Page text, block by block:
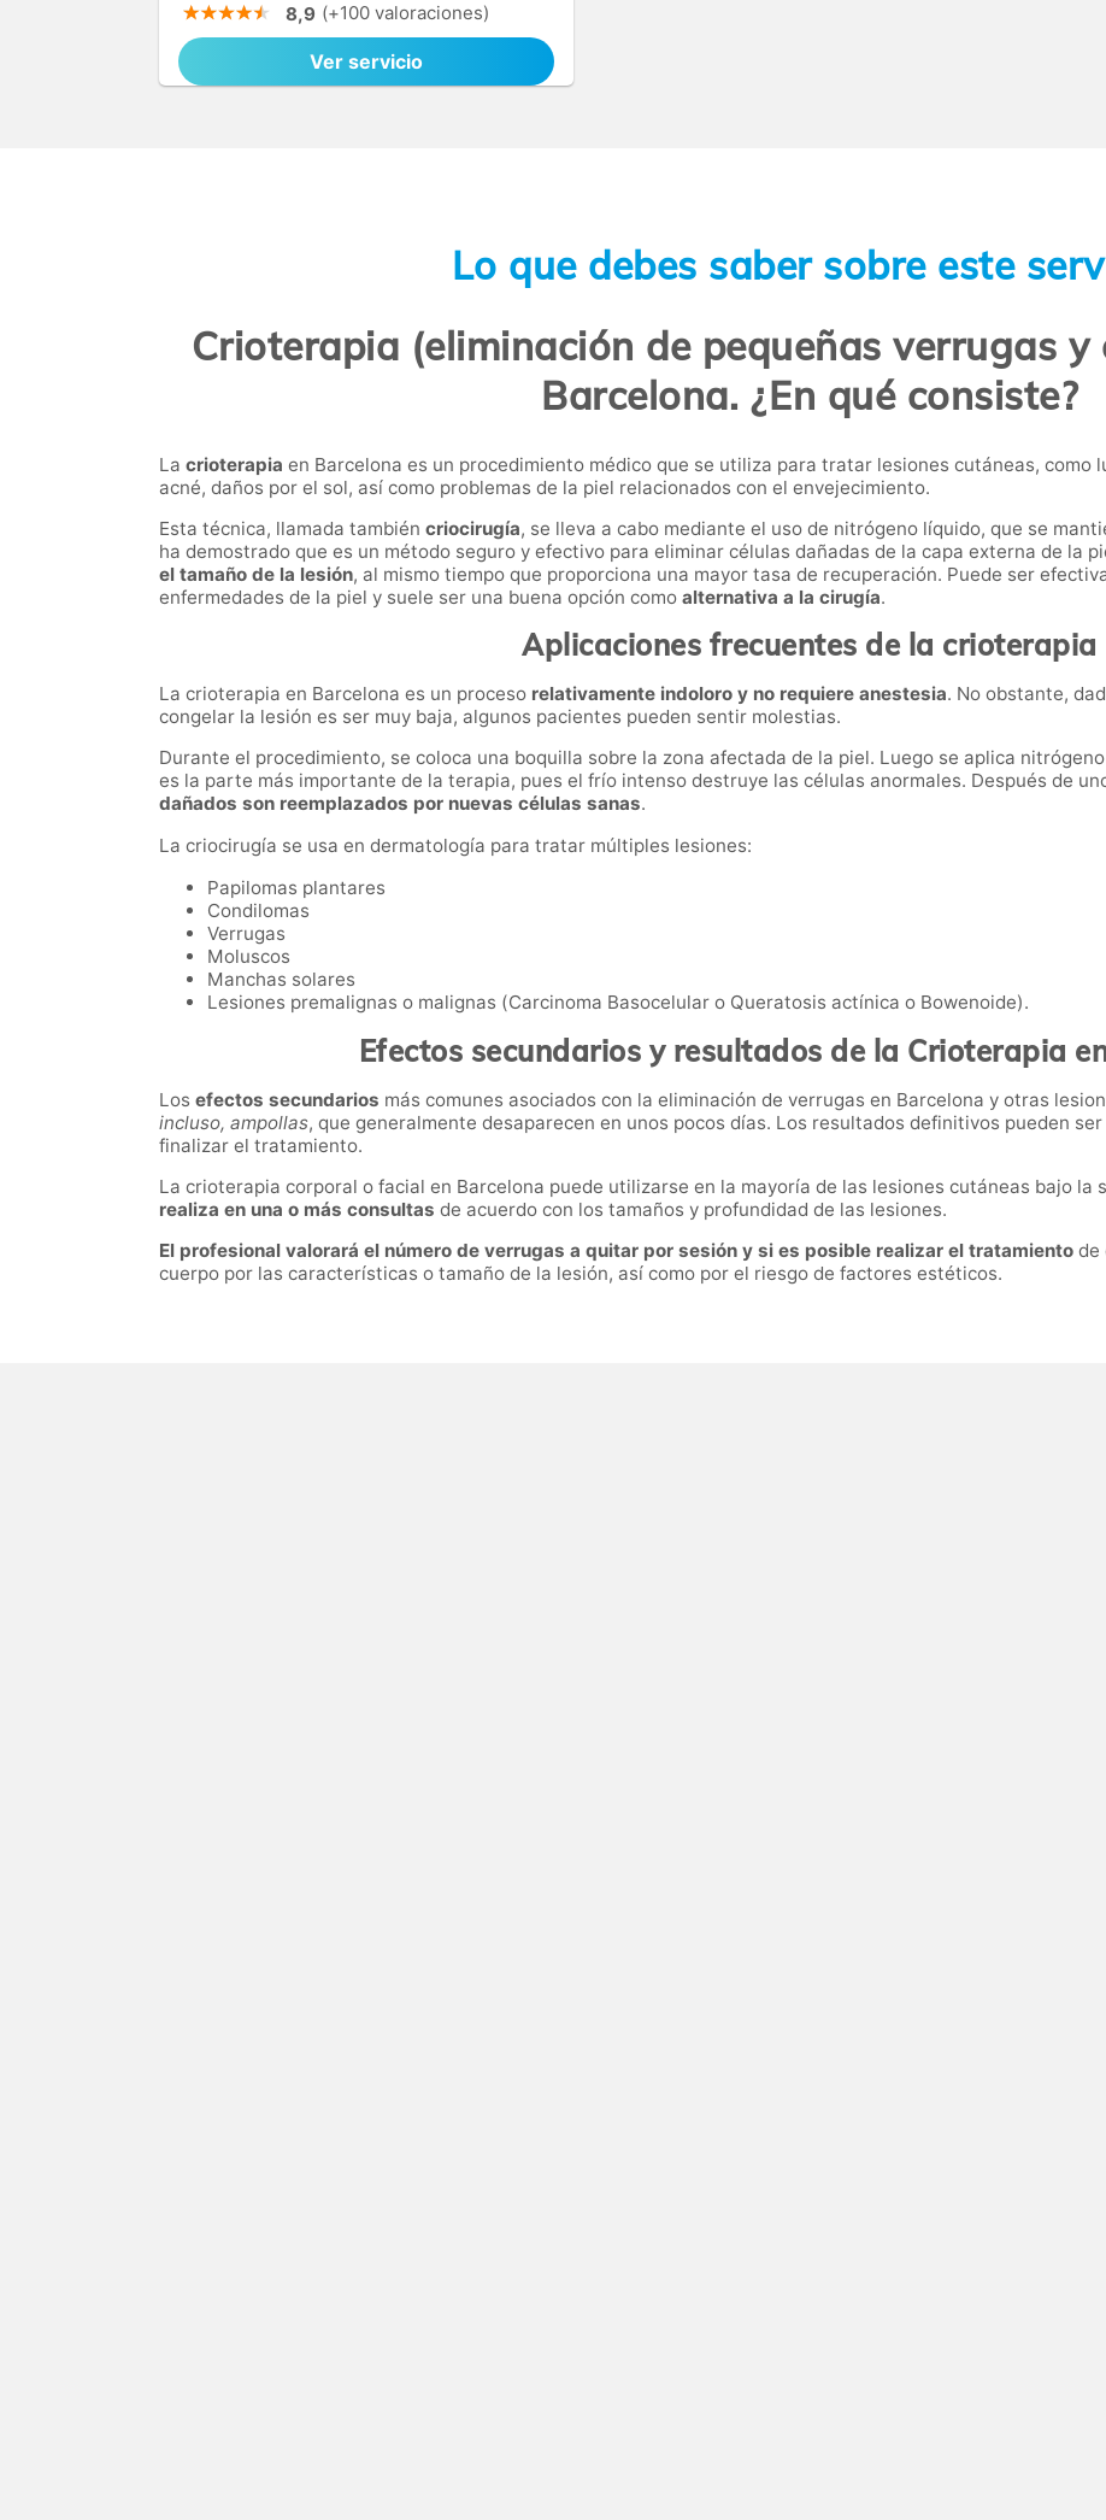
8,9 (+100 valoraciones)
Ver servicio
Lo que debes saber sobre este
Crioterapia (eliminación de pequeñas verrugas y
Barcelona. ¿En qué consiste?
La crioterapia en Barcelona es un procedimiento médico que se utiliza para tratar lesiones cutáneas, como
acné, daños por el sol, así como problemas de la piel relacionados con el envejecimiento.
Esta técnica, llamada también criocirugía, se lleva a cabo mediante el uso de nitrógeno líquido, que se
ha demostrado que es un método seguro y efectivo para eliminar células dañadas de la capa externa de la
el tamaño de la lesión, al mismo tiempo que proporciona una mayor tasa de recuperación. Puede ser
enfermedades de la piel y suele ser una buena opción como alternativa a la cirugía.
Aplicaciones frecuentes de la crioterapia
La crioterapia en Barcelona es un proceso relativamente indoloro y no requiere anestesia. No obstante,
congelar la lesión es ser muy baja, algunos pacientes pueden sentir molestias.
Durante el procedimiento, se coloca una boquilla sobre la zona afectada de la piel. Luego se aplica
es la parte más importante de la terapia, pues el frío intenso destruye las células anormales. Después de
dañados son reemplazados por nuevas células sanas.
La criocirugía se usa en dermatología para tratar múltiples lesiones:
Papilomas plantares
Condilomas
Verrugas
Moluscos
Manchas solares
Lesiones premalignas o malignas (Carcinoma Basocelular o Queratosis actínica o Bowenoide).
Efectos secundarios y resultados de la Crioterapia
Los efectos secundarios más comunes asociados con la eliminación de verrugas en Barcelona y otras
incluso, ampollas, que generalmente desaparecen en unos pocos días. Los resultados definitivos pueden
finalizar el tratamiento.
La crioterapia corporal o facial en Barcelona puede utilizarse en la mayoría de las lesiones cutáneas bajo la
realiza en una o más consultas de acuerdo con los tamaños y profundidad de las lesiones.
El profesional valorará el número de verrugas a quitar por sesión y si es posible realizar el tratamiento de
cuerpo por las características o tamaño de la lesión, así como por el riesgo de factores estéticos.